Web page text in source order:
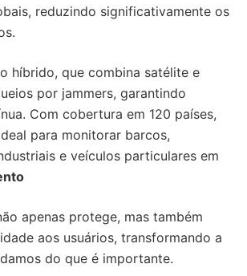
reduzindo significativamente os
híbrido, que combina satélite e
por jammers, garantindo
Com cobertura em 120 países,
para monitorar barcos,
e veículos particulares em
apenas protege, mas também
aos usuários, transformando a
do que é importante.